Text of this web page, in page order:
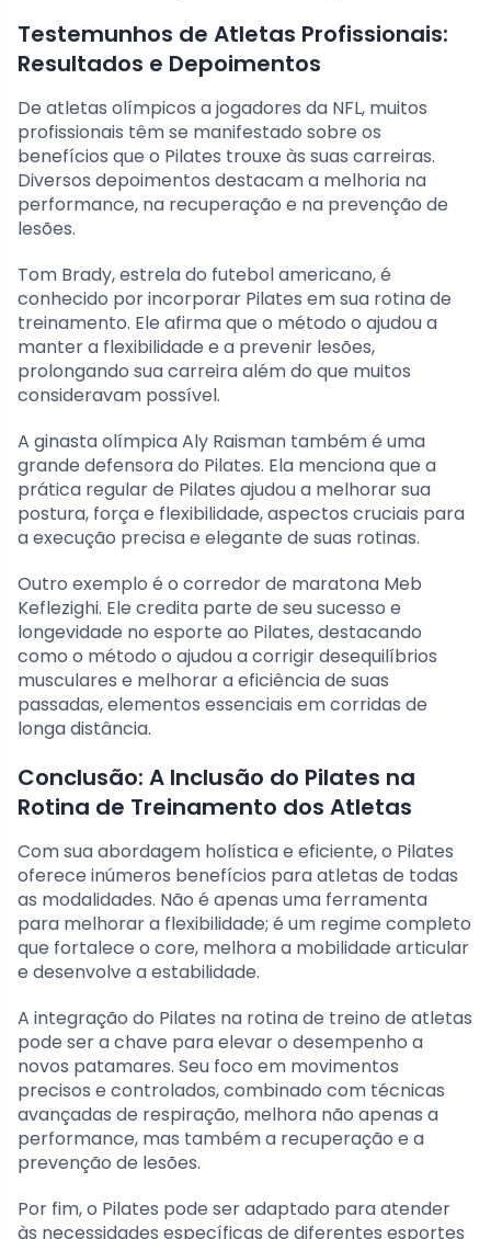
Testemunhos de Atletas Profissionais:
Resultados e Depoimentos
De atletas olímpicos a jogadores da NFL, muitos
profissionais têm se manifestado sobre os
benefícios que o Pilates trouxe às suas carreiras.
Diversos depoimentos destacam a melhoria na
performance, na recuperação e na prevenção de
lesões.
Tom Brady, estrela do futebol americano, é
conhecido por incorporar Pilates em sua rotina de
treinamento. Ele afirma que o método o ajudou a
manter a flexibilidade e a prevenir lesões,
prolongando sua carreira além do que muitos
consideravam possível.
A ginasta olímpica Aly Raisman também é uma
grande defensora do Pilates. Ela menciona que a
prática regular de Pilates ajudou a melhorar sua
postura, força e flexibilidade, aspectos cruciais para
a execução precisa e elegante de suas rotinas.
Outro exemplo é o corredor de maratona Meb
Keflezighi. Ele credita parte de seu sucesso e
longevidade no esporte ao Pilates, destacando
como o método o ajudou a corrigir desequilíbrios
musculares e melhorar a eficiência de suas
passadas, elementos essenciais em corridas de
longa distância.
Conclusão: A Inclusão do Pilates na
Rotina de Treinamento dos Atletas
Com sua abordagem holística e eficiente, o Pilates
oferece inúmeros benefícios para atletas de todas
as modalidades. Não é apenas uma ferramenta
para melhorar a flexibilidade; é um regime completo
que fortalece o core, melhora a mobilidade articular
e desenvolve a estabilidade.
A integração do Pilates na rotina de treino de atletas
pode ser a chave para elevar o desempenho a
novos patamares. Seu foco em movimentos
precisos e controlados, combinado com técnicas
avançadas de respiração, melhora não apenas a
performance, mas também a recuperação e a
prevenção de lesões.
Por fim, o Pilates pode ser adaptado para atender
às necessidades específicas de diferentes esportes